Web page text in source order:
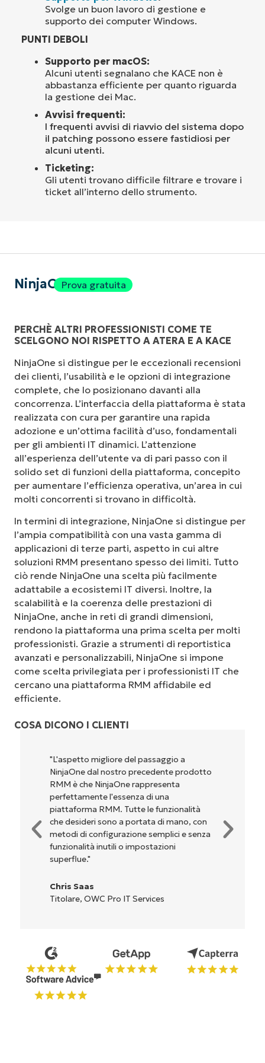
Svolge un buon lavoro di gestione e
supporto dei computer Windows.
PUNTI DEBOLI
Supporto per macOS:
Alcuni utenti segnalano che KACE non è
abbastanza efficiente per quanto riguarda
la gestione dei Mac.
Avvisi frequenti:
I frequenti avvisi di riavvio del sistema dopo
il patching possono essere fastidiosi per
alcuni utenti.
Ticketing:
Gli utenti trovano difficile filtrare e trovare i
ticket all’interno dello strumento.
NinjaOneProva gratuita
PERCHÈ ALTRI PROFESSIONISTI COME TE
SCELGONO NOI RISPETTO A ATERA E A KACE
NinjaOne si distingue per le eccezionali recensioni
dei clienti, l’usabilità e le opzioni di integrazione
complete, che lo posizionano davanti alla
concorrenza. L’interfaccia della piattaforma è stata
realizzata con cura per garantire una rapida
adozione e un’ottima facilità d’uso, fondamentali
per gli ambienti IT dinamici. L’attenzione
all’esperienza dell’utente va di pari passo con il
solido set di funzioni della piattaforma, concepito
per aumentare l’efficienza operativa, un’area in cui
molti concorrenti si trovano in difficoltà.
In termini di integrazione, NinjaOne si distingue per
l’ampia compatibilità con una vasta gamma di
applicazioni di terze parti, aspetto in cui altre
soluzioni RMM presentano spesso dei limiti. Tutto
ciò rende NinjaOne una scelta più facilmente
adattabile a ecosistemi IT diversi. Inoltre, la
scalabilità e la coerenza delle prestazioni di
NinjaOne, anche in reti di grandi dimensioni,
rendono la piattaforma una prima scelta per molti
professionisti. Grazie a strumenti di reportistica
avanzati e personalizzabili, NinjaOne si impone
come scelta privilegiata per i professionisti IT che
cercano una piattaforma RMM affidabile ed
efficiente.
COSA DICONO I CLIENTI
"L'aspetto migliore del passaggio a
NinjaOne dal nostro precedente prodotto
RMM è che NinjaOne rappresenta
perfettamente l'essenza di una
piattaforma RMM. Tutte le funzionalità
che desideri sono a portata di mano, con
metodi di configurazione semplici e senza
funzionalità inutili o impostazioni
superflue."
Chris Saas
Titolare, OWC Pro IT Services